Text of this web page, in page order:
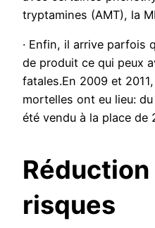
tryptamines (AMT), la
· Enfin, il arrive parfois
de produit ce qui peux
fatales.En 2009 et
mortelles ont eu lieu:
été vendu à la place
Réduction
risques